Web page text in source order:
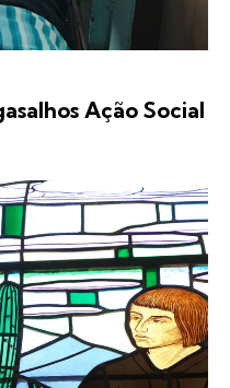
Ação Social